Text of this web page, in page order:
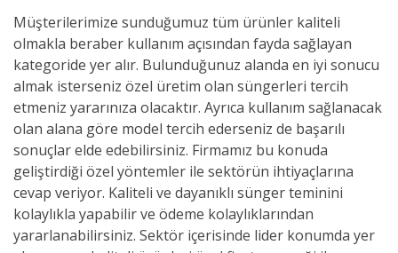
Müşterilerimize sunduğumuz tüm ürünler kaliteli
olmakla beraber kullanım açısından fayda sağlayan
kategoride yer alır. Bulunduğunuz alanda en iyi sonucu
almak isterseniz özel üretim olan süngerleri tercih
etmeniz yararınıza olacaktır. Ayrıca kullanım sağlanacak
olan alana göre model tercih ederseniz de başarılı
sonuçlar elde edebilirsiniz. Firmamız bu konuda
geliştirdiği özel yöntemler ile sektörün ihtiyaçlarına
cevap veriyor. Kaliteli ve dayanıklı sünger teminini
kolaylıkla yapabilir ve ödeme kolaylıklarından
yararlanabilirsiniz. Sektör içerisinde lider konumda yer